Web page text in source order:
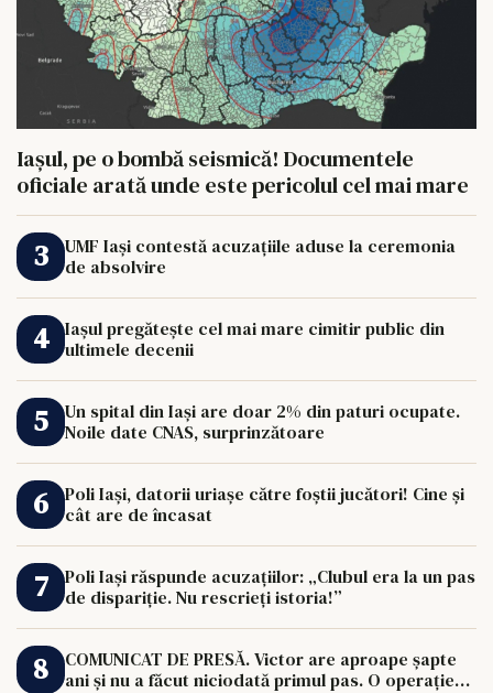
Iașul, pe o bombă seismică! Documentele
oficiale arată unde este pericolul cel mai mare
UMF Iași contestă acuzațiile aduse la ceremonia
de absolvire
Iașul pregătește cel mai mare cimitir public din
ultimele decenii
Un spital din Iași are doar 2% din paturi ocupate.
Noile date CNAS, surprinzătoare
Poli Iași, datorii uriașe către foștii jucători! Cine și
cât are de încasat
Poli Iași răspunde acuzațiilor: „Clubul era la un pas
de dispariție. Nu rescrieți istoria!”
COMUNICAT DE PRESĂ. Victor are aproape șapte
ani și nu a făcut niciodată primul pas. O operație